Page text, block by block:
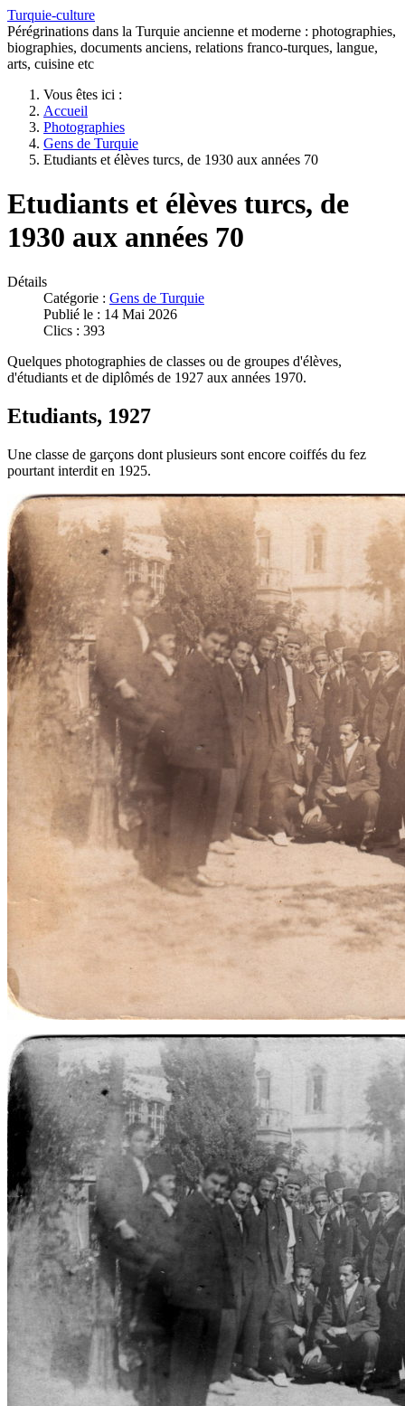
Turquie-culture
Pérégrinations dans la Turquie ancienne et moderne : photographies,
biographies, documents anciens, relations franco-turques, langue,
arts, cuisine etc
Vous êtes ici :
Accueil
Photographies
Gens de Turquie
Etudiants et élèves turcs, de 1930 aux années 70
Etudiants et élèves turcs, de
1930 aux années 70
Détails
Catégorie : Gens de Turquie
Publié le : 14 Mai 2026
Clics : 393
Quelques photographies de classes ou de groupes d'élèves,
d'étudiants et de diplômés de 1927 aux années 1970.
Etudiants, 1927
Une classe de garçons dont plusieurs sont encore coiffés du fez
pourtant interdit en 1925.